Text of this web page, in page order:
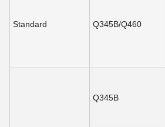
Standard Q345B/Q460
Q345B